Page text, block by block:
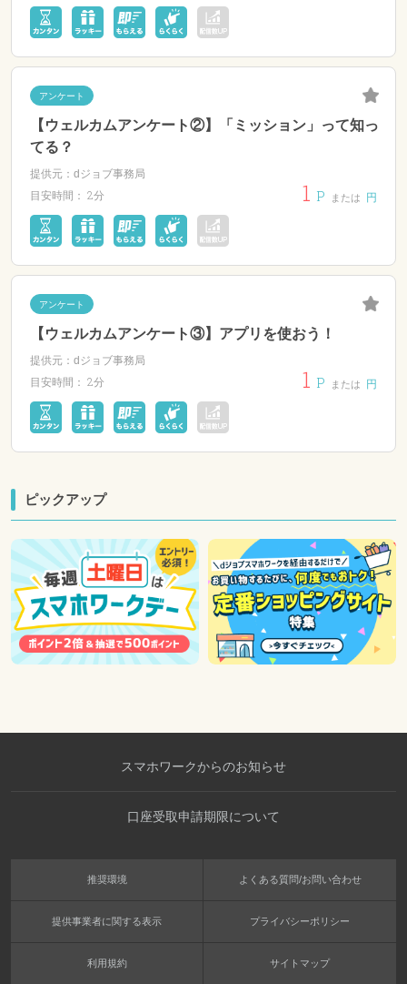
アンケート
【ウェルカムアンケート②】「ミッション」って知っ
てる？
提供元：dジョブ事務局
目安時間： 2分 1 P または 円
アンケート
【ウェルカムアンケート③】アプリを使おう！
提供元：dジョブ事務局
目安時間： 2分 1 P または 円
ピックアップ
スマホワークからのお知らせ
口座受取申請期限について
推奨環境 よくある質問/お問い合わせ
提供事業者に関する表示 プライバシーポリシー
利用規約 サイトマップ